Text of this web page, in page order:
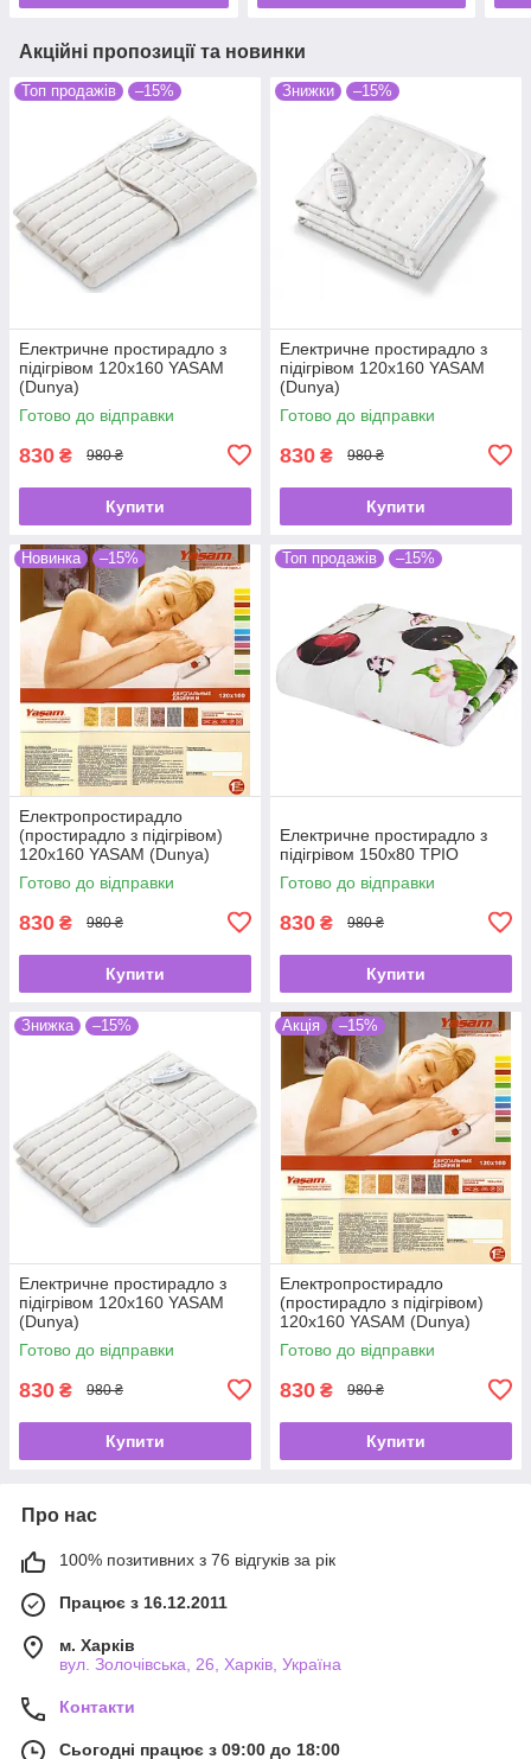
Акційні пропозиції та новинки
Топ продажів –15%
Електричне простирадло з
підігрівом 120х160 YASAM
(Dunya)
Готово до відправки
830 ₴ 980 ₴
Купити
Знижки –15%
Електричне простирадло з
підігрівом 120х160 YASAM
(Dunya)
Готово до відправки
830 ₴ 980 ₴
Купити
Новинка –15%
Електропростирадло
(простирадло з підігрівом)
120х160 YASAM (Dunya)
Готово до відправки
830 ₴ 980 ₴
Купити
Топ продажів –15%
Електричне простирадло з
підігрівом 150х80 ТРІО
Готово до відправки
830 ₴ 980 ₴
Купити
Знижка –15%
Електричне простирадло з
підігрівом 120х160 YASAM
(Dunya)
Готово до відправки
830 ₴ 980 ₴
Купити
Акція –15%
Електропростирадло
(простирадло з підігрівом)
120х160 YASAM (Dunya)
Готово до відправки
830 ₴ 980 ₴
Купити
Про нас
100% позитивних з 76 відгуків за рік
Працює з 16.12.2011
м. Харків
вул. Золочівська, 26, Харків, Україна
Контакти
Сьогодні працює з 09:00 до 18:00